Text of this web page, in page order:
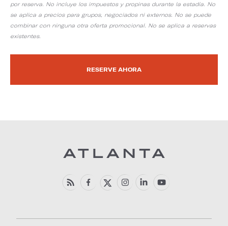
por reserva. No incluye los impuestos y propinas durante la estadía. No
se aplica a precios para grupos, negociados ni externos. No se puede
combinar con ninguna otra oferta promocional. No se aplica a reservas
existentes.
RESERVE AHORA